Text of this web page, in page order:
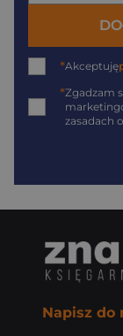
*Akceptuję
*Zgadzam
zasadach
Napisz do